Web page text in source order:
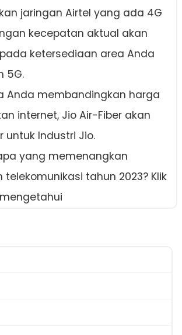
jaringan Airtel yang ada 4G
kecepatan aktual akan
ketersediaan area Anda
5G.
Anda membandingkan harga
internet, Jio Air-Fiber akan
untuk Industri Jio.
yang memenangkan
telekomunikasi tahun 2023? Klik